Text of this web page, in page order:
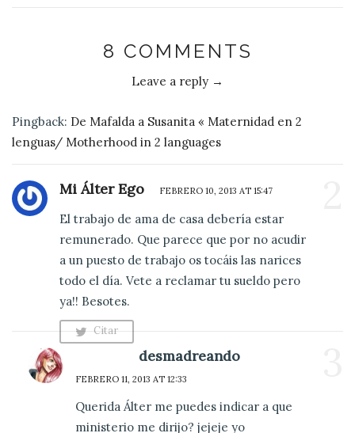
8 COMMENTS
Leave a reply →
Pingback: De Mafalda a Susanita « Maternidad en 2
lenguas/ Motherhood in 2 languages
Mi Álter Ego FEBRERO 10, 2013 AT 15:47
El trabajo de ama de casa debería estar
remunerado. Que parece que por no acudir
a un puesto de trabajo os tocáis las narices
todo el día. Vete a reclamar tu sueldo pero
ya!! Besotes.
Citar
Comentario
desmadreando
FEBRERO 11, 2013 AT 12:33
Querida Álter me puedes indicar a que
ministerio me dirijo? jejeje yo